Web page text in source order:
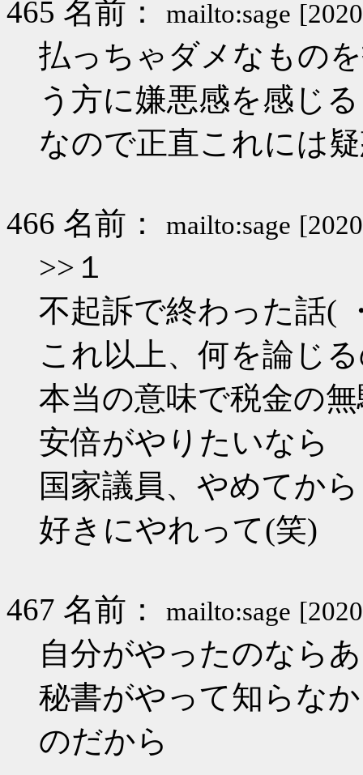
465 名前： mailto:sage
払っちゃダメなもの
う方に嫌悪感を感じる
なので正直これには
466 名前： mailto:sage
>>１
不起訴で終わった話(
これ以上、何を論じ
本当の意味で税金の
安倍がやりたいなら
国家議員、やめてから
好きにやれって(笑)
467 名前： mailto:sage
自分がやったのなら
秘書がやって知らな
のだから